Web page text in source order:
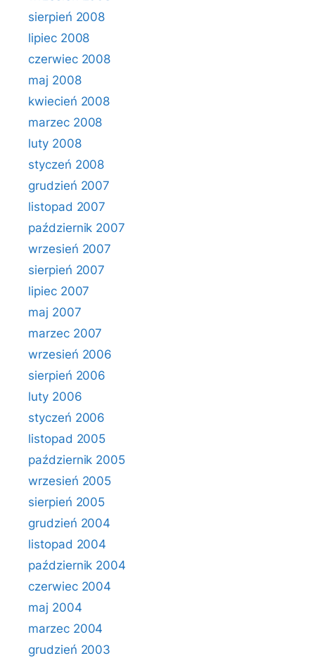
sierpień 2008
lipiec 2008
czerwiec 2008
maj 2008
kwiecień 2008
marzec 2008
luty 2008
styczeń 2008
grudzień 2007
listopad 2007
październik 2007
wrzesień 2007
sierpień 2007
lipiec 2007
maj 2007
marzec 2007
wrzesień 2006
sierpień 2006
luty 2006
styczeń 2006
listopad 2005
październik 2005
wrzesień 2005
sierpień 2005
grudzień 2004
listopad 2004
październik 2004
czerwiec 2004
maj 2004
marzec 2004
grudzień 2003